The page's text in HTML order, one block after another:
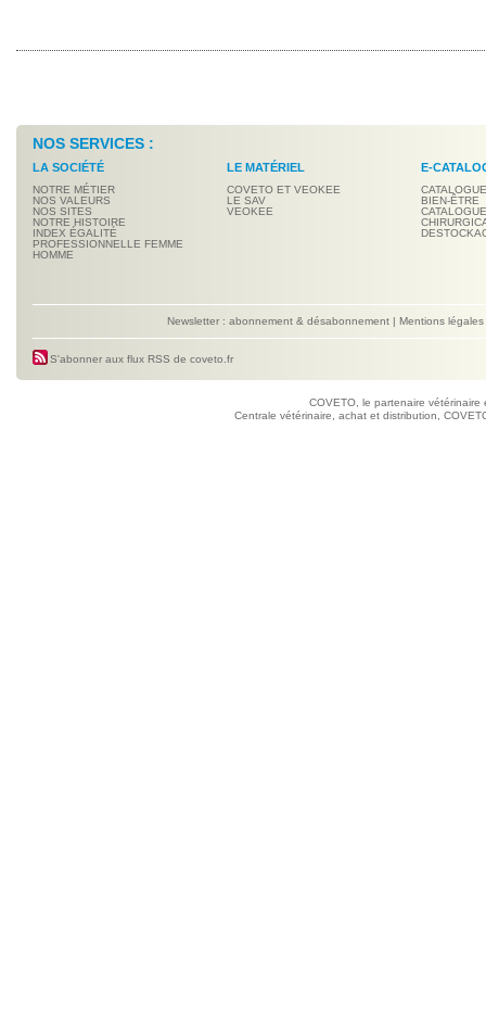
NOS SERVICES :
LA SOCIÉTÉ
NOTRE MÉTIER
NOS VALEURS
NOS SITES
NOTRE HISTOIRE
INDEX ÉGALITÉ
PROFESSIONNELLE FEMME
HOMME
LE MATÉRIEL
COVETO ET VEOKEE
LE SAV
VEOKEE
E-
BIEN-ÊTRE
Newsletter : abonnement & désabonnement | Mentions légales
S'abonner aux flux RSS de coveto.fr
COVETO, le partenaire
Centrale vétérinaire, achat et distribution,